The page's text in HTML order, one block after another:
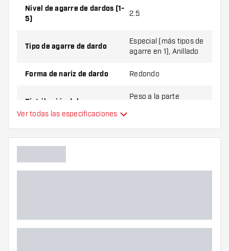
cañas (3 cañas) y 1 juego de plumas (3 plumas).
Nivel de agarre de dardos (1-
5)
2.5
Tipo de agarre de dardo
Especial (más tipos de
agarre en 1), Anillado
Forma de nariz de dardo Redondo
Distribución del peso
Peso a la parte
Material de dardo Tungsten 90%
Zona de agarre de dardos
Ver todas las especificaciones